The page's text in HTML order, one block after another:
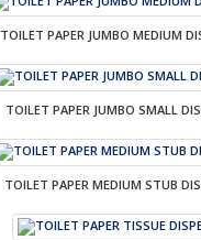
TOILET PAPER JUMBO MEDIUM
TOILET PAPER JUMBO SMALL
TOILET PAPER MEDIUM STUB